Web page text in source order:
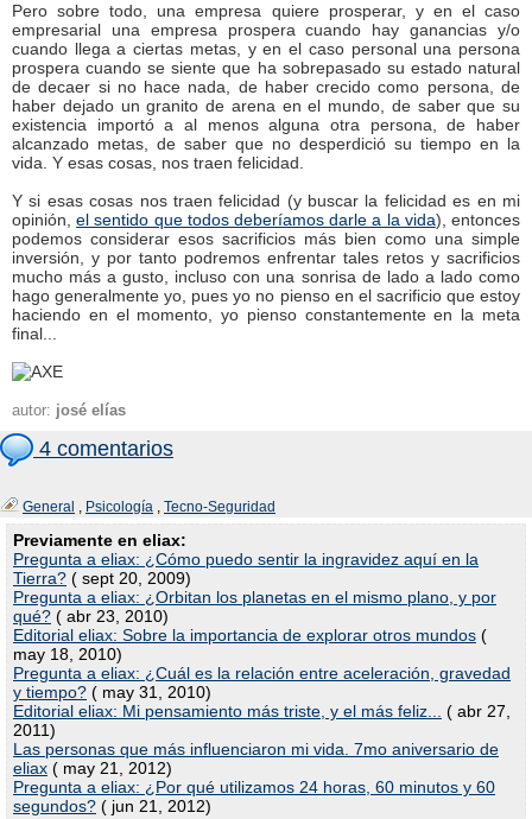
Pero sobre todo, una empresa quiere prosperar, y en el caso
empresarial una empresa prospera cuando hay ganancias y/o
cuando llega a ciertas metas, y en el caso personal una persona
prospera cuando se siente que ha sobrepasado su estado natural
de decaer si no hace nada, de haber crecido como persona, de
haber dejado un granito de arena en el mundo, de saber que su
existencia importó a al menos alguna otra persona, de haber
alcanzado metas, de saber que no desperdició su tiempo en la
vida. Y esas cosas, nos traen felicidad.
Y si esas cosas nos traen felicidad (y buscar la felicidad es en mi
opinión,el sentido que todos deberíamos darle a la vida), entonces
podemos considerar esos sacrificios más bien como una simple
inversión, y por tanto podremos enfrentar tales retos y sacrificios
mucho más a gusto, incluso con una sonrisa de lado a lado como
hago generalmente yo, pues yo no pienso en el sacrificio que estoy
haciendo en el momento, yo pienso constantemente en la meta
final...
autor: josé elías
4 comentarios
General , Psicología , Tecno-Seguridad
Previamente en eliax:
Pregunta a eliax: ¿Cómo puedo sentir la ingravidez aquí en la
Tierra? ( sept 20, 2009)
Pregunta a eliax: ¿Orbitan los planetas en el mismo plano, y por
qué? ( abr 23, 2010)
Editorial eliax: Sobre la importancia de explorar otros mundos (
may 18, 2010)
Pregunta a eliax: ¿Cuál es la relación entre aceleración, gravedad
y tiempo? ( may 31, 2010)
Editorial eliax: Mi pensamiento más triste, y el más feliz...
( abr 27,
2011)
Las personas que más influenciaron mi vida. 7mo aniversario de
eliax ( may 21, 2012)
Pregunta a eliax: ¿Por qué utilizamos 24 horas, 60 minutos y 60
segundos? ( jun 21, 2012)